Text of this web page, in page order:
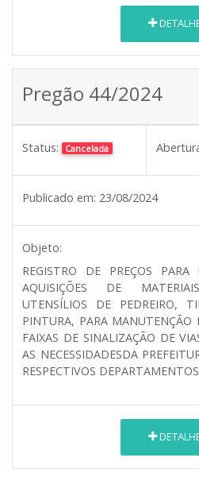
Pregão 44/2024
Status: Cancelada
Publicado em: 23/08/2024
Objeto:
REGISTRO DE PREÇOS PARA
AQUISIÇÕES DE
UTENSÍLIOS DE PEDREIRO,
PINTURA, PARA MANUTENÇÃO
FAIXAS DE SINALIZAÇÃO DE
AS NECESSIDADESDA
RESPECTIVOS DEPARTAMENTOS